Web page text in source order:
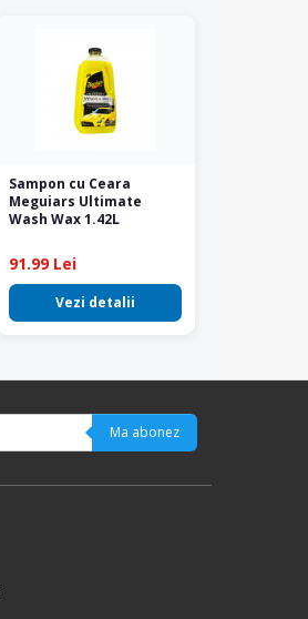
Sampon cu Ceara
Meguiars Ultimate
Wash Wax 1.42L
91.99 Lei
Vezi detalii
Ma abonez